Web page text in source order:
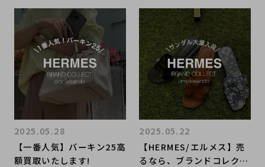
ンドコレクト表参道1号店
ランド品売るならブランド
コレクト表参道1号店へ！
【一番人気】バーキン25高
額買取いたします!
2025.05.28
【HERMES/エルメス】売
るなら、ブランドコレクト
2025.05.22